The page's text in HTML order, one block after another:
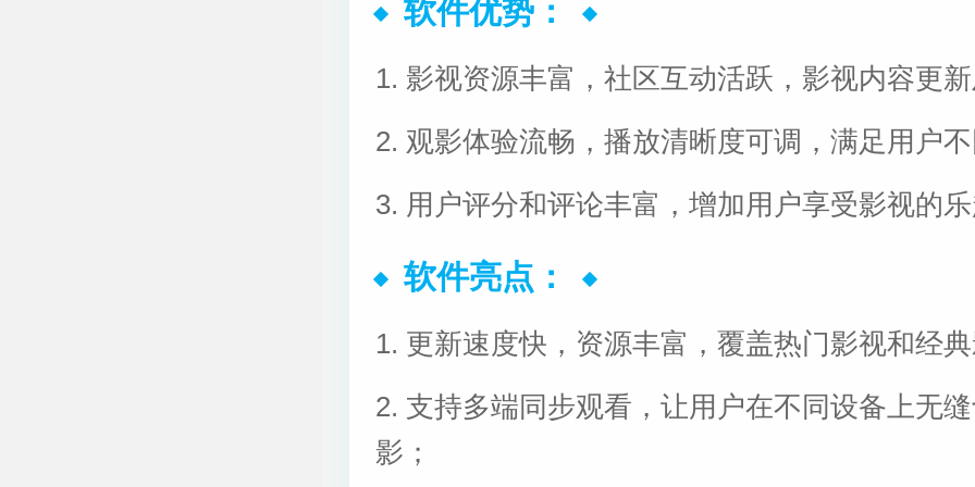
软件优势：
1. 影视资源丰富，社区互动活跃，影视内容更
2. 观影体验流畅，播放清晰度可调，满足用户
3. 用户评分和评论丰富，增加用户享受影视的
软件亮点：
1. 更新速度快，资源丰富，覆盖热门影视和经
2. 支持多端同步观看，让用户在不同设备上无
影；